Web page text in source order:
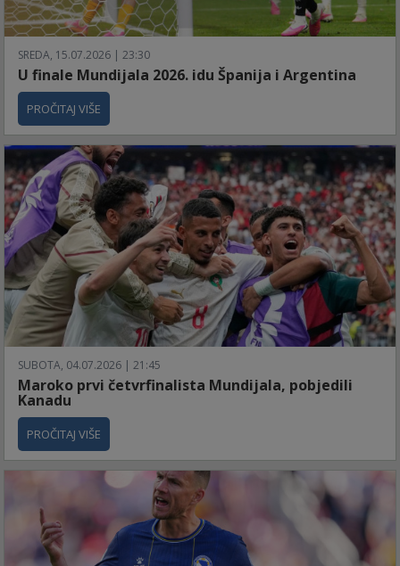
SREDA, 15.07.2026 | 23:30
U finale Mundijala 2026. idu Španija i Argentina
PROČITAJ VIŠE
SUBOTA, 04.07.2026 | 21:45
Maroko prvi četvrfinalista Mundijala, pobjedili
Kanadu
PROČITAJ VIŠE